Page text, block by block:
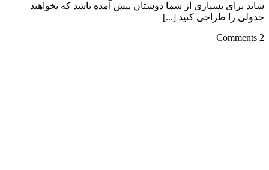
شاید برای بسیاری از شما دوستان پیش آمده باشد که بخواهید
جدولی را طراحی کنید [...]
2 Comments